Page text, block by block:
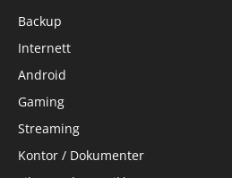
Backup
Internett
Android
Gaming
Streaming
Kontor / Dokumenter